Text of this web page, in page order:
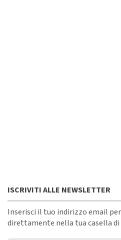
ISCRIVITI ALLE NEWSLETTER
Inserisci il tuo indirizzo email
direttamente nella tua casella